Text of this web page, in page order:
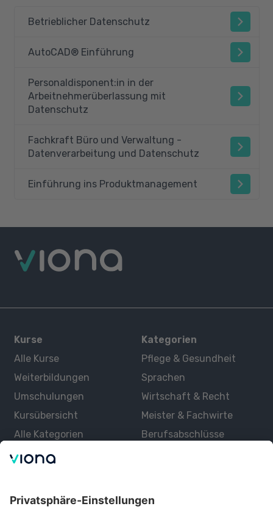
Betrieblicher Datenschutz
AutoCAD® Einführung
Personaldisponent:in in der
Arbeitnehmerüberlassung mit
Datenschutz
Fachkraft Büro und Verwaltung -
Datenverarbeitung und Datenschutz
Einführung ins Produktmanagement
Kurse
Alle Kurse
Weiterbildungen
Umschulungen
Kursübersicht
Alle Kategorien
Kategorien
Pflege & Gesundheit
Sprachen
Wirtschaft & Recht
Meister & Fachwirte
Berufsabschlüsse
Über uns
Lernen mit Viona